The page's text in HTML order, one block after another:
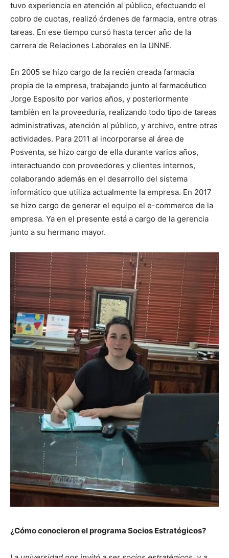
tuvo experiencia en atención al público, efectuando el
cobro de cuotas, realizó órdenes de farmacia, entre otras
tareas. En ese tiempo cursó hasta tercer año de la
carrera de Relaciones Laborales en la UNNE.
En 2005 se hizo cargo de la recién creada farmacia
propia de la empresa, trabajando junto al farmacéutico
Jorge Esposito por varios años, y posteriormente
también en la proveeduría, realizando todo tipo de tareas
administrativas, atención al público, y archivo, entre otras
actividades. Para 2011 al incorporarse al área de
Posventa, se hizo cargo de ella durante varios años,
interactuando con proveedores y clientes internos,
colaborando además en el desarrollo del sistema
informático que utiliza actualmente la empresa. En 2017
se hizo cargo de generar el equipo el e-commerce de la
empresa. Ya en el presente está a cargo de la gerencia
junto a su hermano mayor.
¿Cómo conocieron el programa Socios Estratégicos?